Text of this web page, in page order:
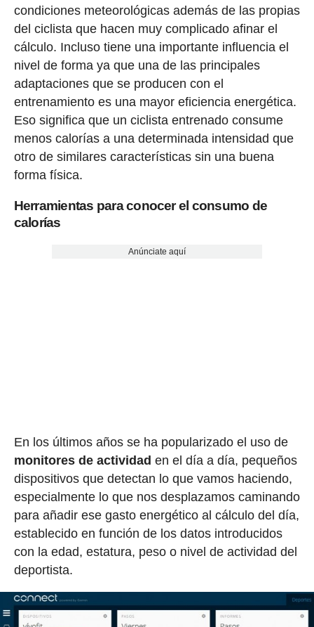
condiciones meteorológicas además de las propias
del ciclista que hacen muy complicado afinar el
cálculo. Incluso tiene una importante influencia el
nivel de forma ya que una de las principales
adaptaciones que se producen con el
entrenamiento es una mayor eficiencia energética.
Eso significa que un ciclista entrenado consume
menos calorías a una determinada intensidad que
otro de similares características sin una buena
forma física.
Herramientas para conocer el consumo de
calorías
Anúnciate aquí
En los últimos años se ha popularizado el uso de
monitores de actividad en el día a día, pequeños
dispositivos que detectan lo que vamos haciendo,
especialmente lo que nos desplazamos caminando
para añadir ese gasto energético al cálculo del día,
establecido en función de los datos introducidos
con la edad, estatura, peso o nivel de actividad del
deportista.